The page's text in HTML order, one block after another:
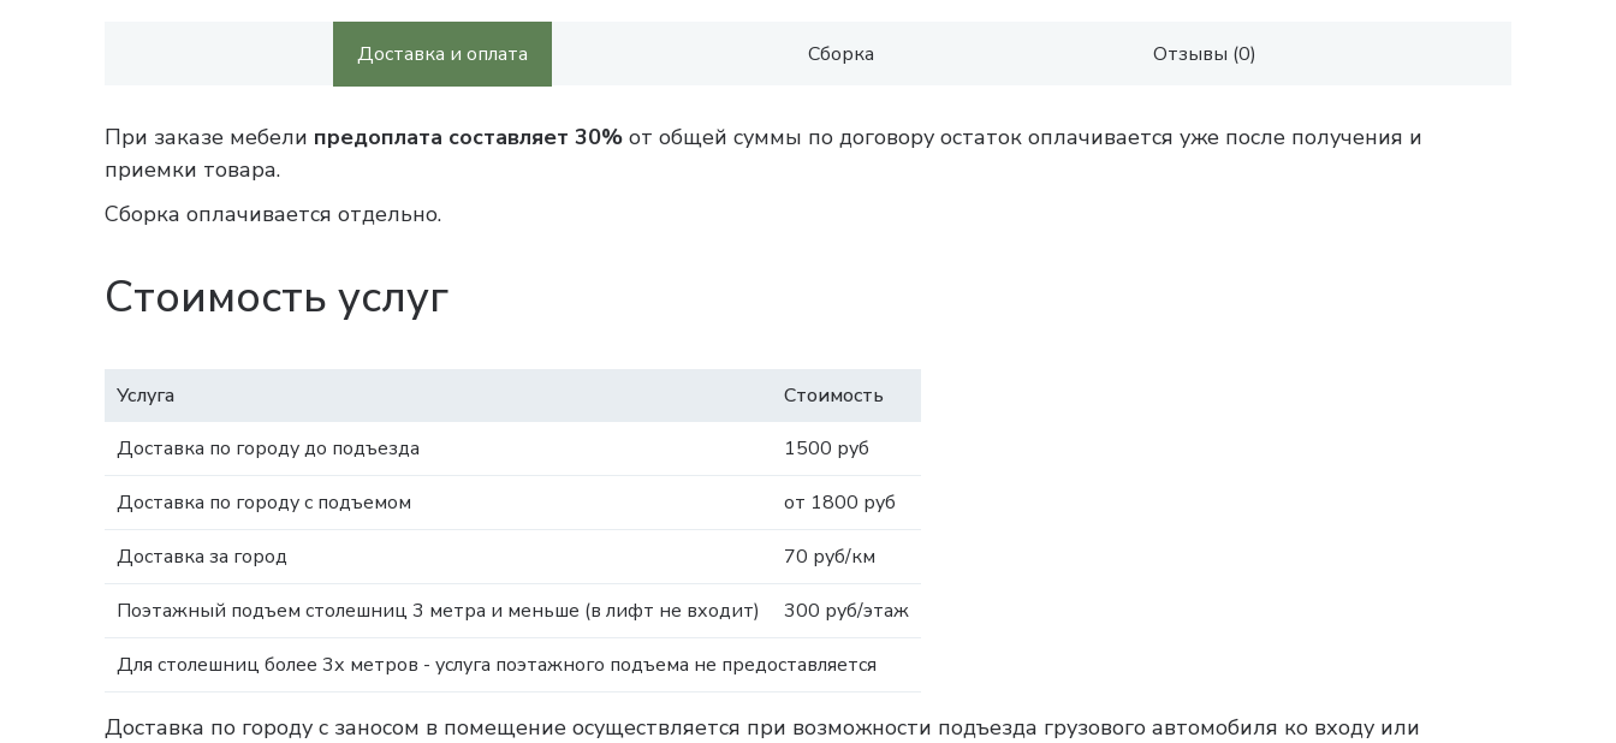
Доставка и оплата Сборка Отзывы (0)
При заказе мебели предоплата составляет 30% от общей суммы по договору остаток оплачивается уже после получения и
приемки товара.
Сборка оплачивается отдельно.
Стоимость услуг
Услуга
Стоимость
Доставка по городу до подъезда
1500 руб
Доставка по городу с подъемом от 1800 руб
Доставка за город 70 руб/км
Поэтажный подъем столешниц 3 метра и меньше (в лифт не входит) 300 руб/этаж
Для столешниц более 3х метров - услуга поэтажного подъема не предоставляется
Доставка по городу с заносом в помещение осуществляется при возможности подъезда грузового автомобиля ко входу или